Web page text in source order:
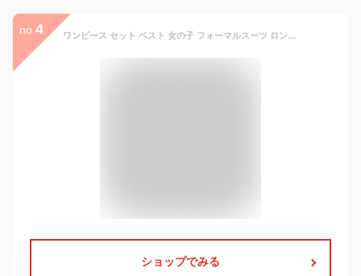
no. 4 ワンピース セット ベスト 女の子 フォーマルスーツ ロングシャス 2点セット ストライプ柄 ブルー 子供服 韓国風 制服 スーツ 通学 お出かけ ピアノ発表会 入学式 卒業式 高校生 女子 学生 七五三 110 120 130 140 150 160 170
ショップでみる